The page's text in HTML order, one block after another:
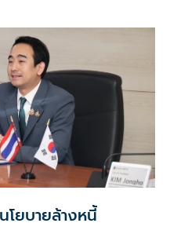
โยบายล้างหนี้